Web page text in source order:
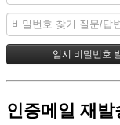
인증메일 재발